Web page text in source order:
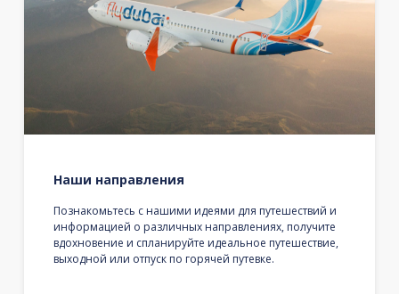
Наши направления
Познакомьтесь с нашими идеями для путешествий и
информацией о различных направлениях, получите
вдохновение и спланируйте идеальное путешествие,
выходной или отпуск по горячей путевке.